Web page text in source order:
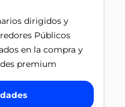
dirigidos y
Públicos
en la compra y
premium